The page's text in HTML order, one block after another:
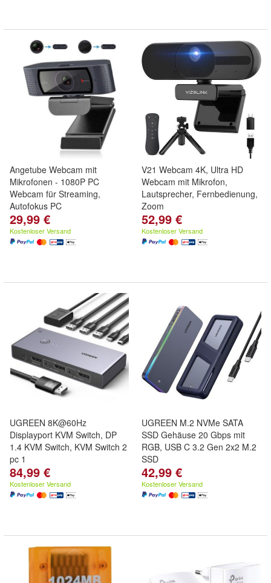
Angetube Webcam mit
Mikrofonen - 1080P PC
Webcam für Streaming,
Autofokus PC
29,99 €
Kostenloser Versand
V21 Webcam 4K, Ultra HD
Webcam mit Mikrofon,
Lautsprecher, Fernbedienung,
Zoom
52,99 €
Kostenloser Versand
UGREEN 8K@60Hz
Displayport KVM Switch, DP
1.4 KVM Switch, KVM Switch 2
pc 1
84,99 €
Kostenloser Versand
UGREEN M.2 NVMe SATA
SSD Gehäuse 20 Gbps mit
RGB, USB C 3.2 Gen 2x2 M.2
SSD
42,99 €
Kostenloser Versand